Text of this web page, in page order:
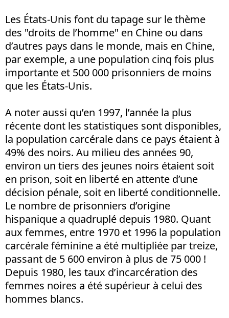
Les États-Unis font du tapage sur le thème
des "droits de l’homme" en Chine ou dans
d’autres pays dans le monde, mais en Chine,
par exemple, a une population cinq fois plus
importante et 500 000 prisonniers de moins
que les États-Unis.
A noter aussi qu’en 1997, l’année la plus
récente dont les statistiques sont disponibles,
la population carcérale dans ce pays étaient à
49% des noirs. Au milieu des années 90,
environ un tiers des jeunes noirs étaient soit
en prison, soit en liberté en attente d’une
décision pénale, soit en liberté conditionnelle.
Le nombre de prisonniers d’origine
hispanique a quadruplé depuis 1980. Quant
aux femmes, entre 1970 et 1996 la population
carcérale féminine a été multipliée par treize,
passant de 5 600 environ à plus de 75 000 !
Depuis 1980, les taux d’incarcération des
femmes noires a été supérieur à celui des
hommes blancs.